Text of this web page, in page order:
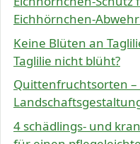
Eichhörnchen-
Keine Blüten an
Taglilie nicht blüht?
Quittenfruchtsorten
4 schädlings- und